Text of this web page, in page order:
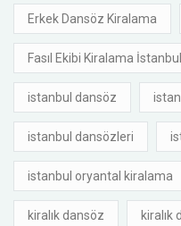
Erkek Dansöz Kiralama
Fasıl Ekibi Kiralama İstanbul
istanbul dansöz
istanbul dansözleri
istanbul oryantal kiralama
kiralık dansöz kiralık